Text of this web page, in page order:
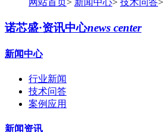
诺芯盛·资讯中心news center
新闻中心
行业新闻
技术问答
案例应用
新闻资讯